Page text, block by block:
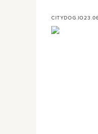
CITYDOG.IO